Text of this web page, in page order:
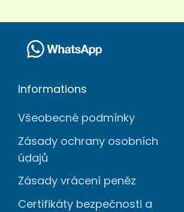
Informations
Všeobecné podmínky
Zásady ochrany osobních
údajů
Zásady vrácení peněz
Certifikáty bezpečnosti a